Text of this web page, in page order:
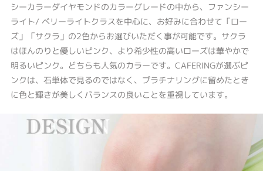
シーカラーダイヤモンドのカラーグレードの中から、ファンシー
ライト/ ベリーライトクラスを中心に、お好みに合わせて「ロー
ズ」「サクラ」の2色からお選びいただく事が可能です。サクラ
はほんのりと優しいピンク、より希少性の高いローズは華やかで
明るいピンク。どちらも人気のカラーです。CAFERINGが選ぶピ
ンクは、石単体で見るのではなく、プラチナリングに留めたとき
に色と輝きが美しくバランスの良いことを重視しています。